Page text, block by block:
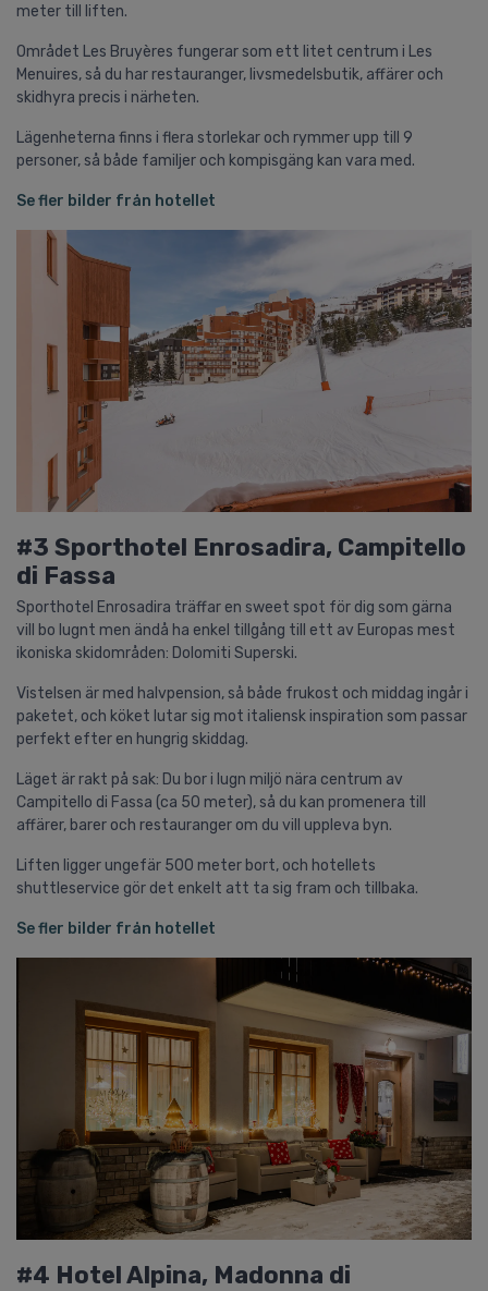
meter till liften.
Området Les Bruyères fungerar som ett litet centrum i Les
Menuires, så du har restauranger, livsmedelsbutik, affärer och
skidhyra precis i närheten.
Lägenheterna finns i flera storlekar och rymmer upp till 9
personer, så både familjer och kompisgäng kan vara med.
Se fler bilder från hotellet
#3 Sporthotel Enrosadira, Campitello
di Fassa
Sporthotel Enrosadira träffar en sweet spot för dig som gärna
vill bo lugnt men ändå ha enkel tillgång till ett av Europas mest
ikoniska skidområden: Dolomiti Superski.
Vistelsen är med halvpension, så både frukost och middag ingår i
paketet, och köket lutar sig mot italiensk inspiration som passar
perfekt efter en hungrig skiddag.
Läget är rakt på sak: Du bor i lugn miljö nära centrum av
Campitello di Fassa (ca 50 meter), så du kan promenera till
affärer, barer och restauranger om du vill uppleva byn.
Liften ligger ungefär 500 meter bort, och hotellets
shuttleservice gör det enkelt att ta sig fram och tillbaka.
Se fler bilder från hotellet
#4 Hotel Alpina, Madonna di